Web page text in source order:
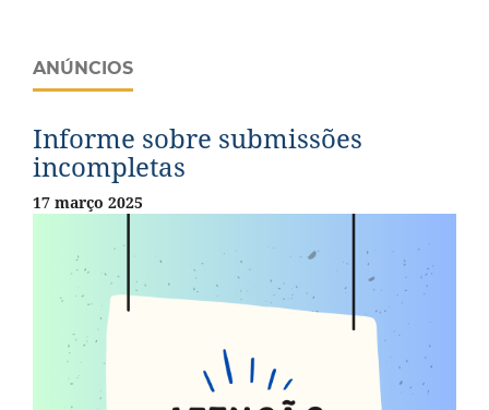
ANÚNCIOS
Informe sobre submissões
incompletas
17 março 2025